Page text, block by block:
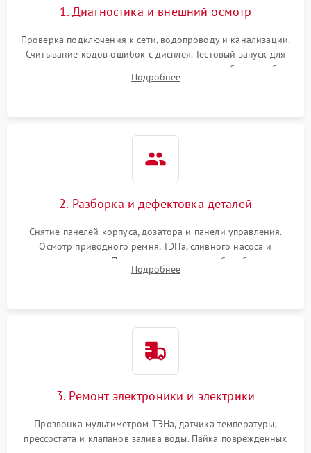
1. Диагностика и внешний осмотр
Проверка подключения к сети, водопроводу и канализации.
Считывание кодов ошибок с дисплея. Тестовый запуск для
выявления посторонних шумов, протечек или сбоев в работе
электронного модуля управления.
Подробнее
2. Разборка и дефектовка деталей
Снятие панелей корпуса, дозатора и панели управления.
Осмотр приводного ремня, ТЭНа, сливного насоса и
амортизаторов. Проверка подшипников барабана и
крестовины на износ, а манжеты люка на разрывы.
Подробнее
3. Ремонт электроники и электрики
Прозвонка мультиметром ТЭНа, датчика температуры,
прессостата и клапанов залива воды. Пайка поврежденных